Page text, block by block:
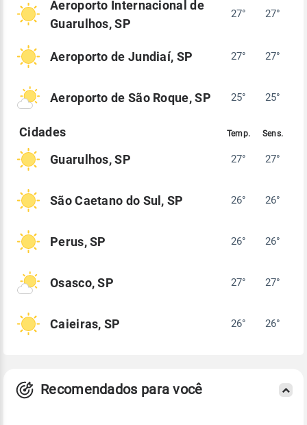
Aeroporto Internacional de
Guarulhos, SP
27° 27°
Aeroporto de Jundiaí, SP 27° 27°
Aeroporto de São Roque, SP 25° 25°
Guarulhos, SP 27° 27°
São Caetano do Sul, SP 26° 26°
Perus, SP 26° 26°
Osasco, SP 27° 27°
Caieiras, SP 26° 26°
Recomendados para você